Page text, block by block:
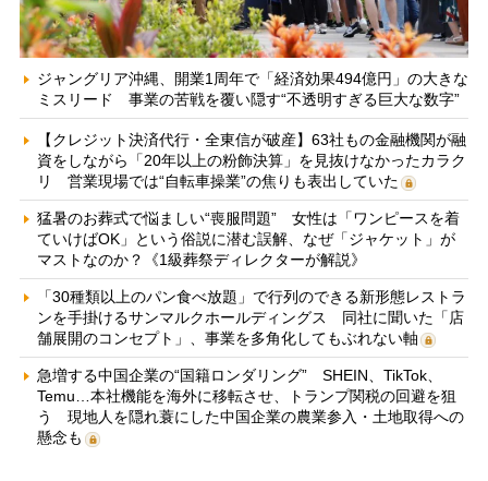
ジャングリア沖縄、開業1周年で「経済効果494億円」の大きな
ミスリード 事業の苦戦を覆い隠す“不透明すぎる巨大な数字”
【クレジット決済代行・全東信が破産】63社もの金融機関が融
資をしながら「20年以上の粉飾決算」を見抜けなかったカラク
リ 営業現場では“自転車操業”の焦りも表出していた
猛暑のお葬式で悩ましい“喪服問題” 女性は「ワンピースを着
ていけばOK」という俗説に潜む誤解、なぜ「ジャケット」が
マストなのか？《1級葬祭ディレクターが解説》
「30種類以上のパン食べ放題」で行列のできる新形態レストラ
ンを手掛けるサンマルクホールディングス 同社に聞いた「店
舗展開のコンセプト」、事業を多角化してもぶれない軸
急増する中国企業の“国籍ロンダリング” SHEIN、TikTok、
Temu…本社機能を海外に移転させ、トランプ関税の回避を狙
う 現地人を隠れ蓑にした中国企業の農業参入・土地取得への
懸念も